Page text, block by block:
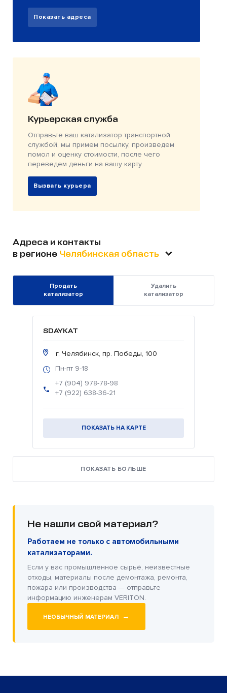
Показать адреса
Курьерская служба
Отправьте ваш катализатор транспортной
службой, мы примем посылку, произведем
помол и оценку стоимости, после чего
переведем деньги на вашу карту.
Вызвать курьера
Адреса и контакты
в регионе Челябинская область
Продать
катализатор
Удалить
катализатор
SDAYKAT
г. Челябинск, пр. Победы, 100
Пн-пт 9-18
+7 (904) 978-78-98
+7 (922) 638-36-21
ПОКАЗАТЬ НА КАРТЕ
ПОКАЗАТЬ БОЛЬШЕ
Не нашли свой материал?
Работаем не только с автомобильными
катализаторами.
Если у вас промышленное сырьё, неизвестные
отходы, материалы после демонтажа, ремонта,
пожара или производства — отправьте
информацию инженерам VERITON.
НЕОБЫЧНЫЙ МАТЕРИАЛ →